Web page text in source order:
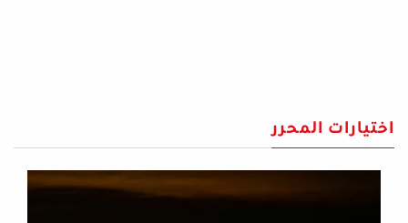
اختيارات المحرر